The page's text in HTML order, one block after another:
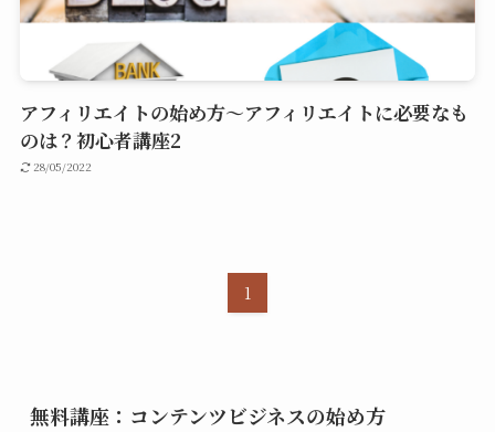
アフィリエイトの始め方～アフィリエイトに必要なも
のは？初心者講座2
28/05/2022
1
無料講座：コンテンツビジネスの始め方